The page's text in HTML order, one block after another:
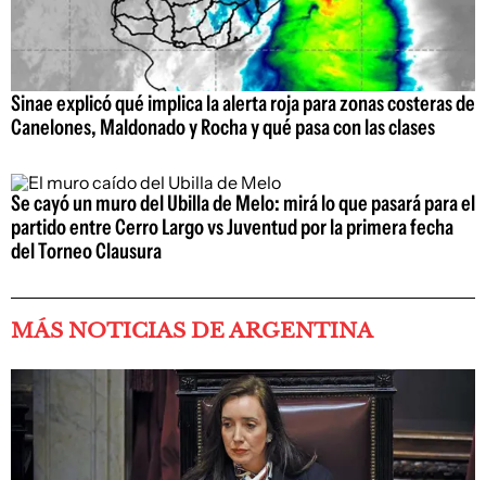
Sinae explicó qué implica la alerta roja para zonas costeras de
Canelones, Maldonado y Rocha y qué pasa con las clases
Se cayó un muro del Ubilla de Melo: mirá lo que pasará para el
partido entre Cerro Largo vs Juventud por la primera fecha
del Torneo Clausura
MÁS NOTICIAS DE ARGENTINA